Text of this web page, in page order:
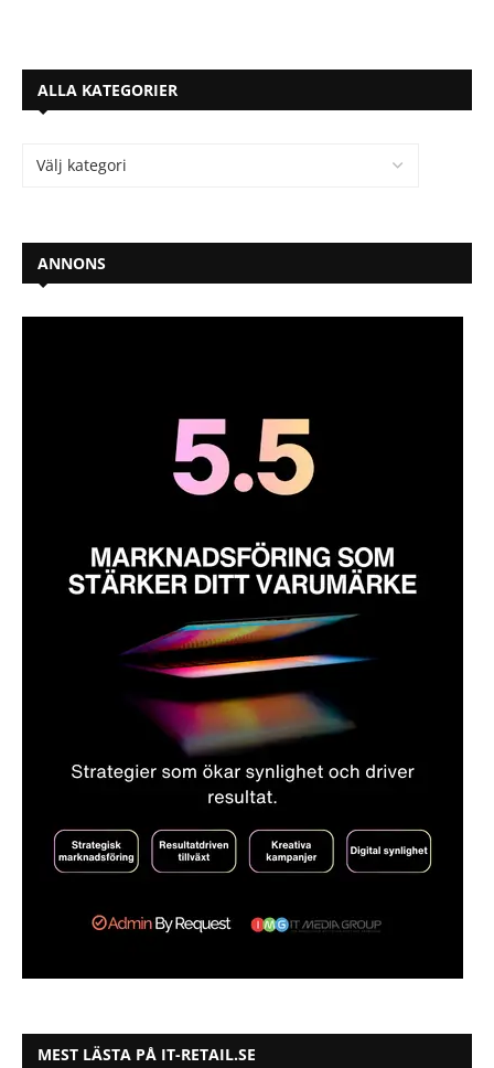
ALLA KATEGORIER
ANNONS
MEST LÄSTA PÅ IT-RETAIL.SE